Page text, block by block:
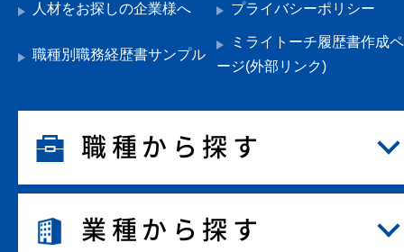
人材をお探しの企業様へ プライバシーポリシー
職種別職務経歴書サンプル
ミライトーチ履歴書作成ペ
ージ(外部リンク)
職種から探す
業種から探す